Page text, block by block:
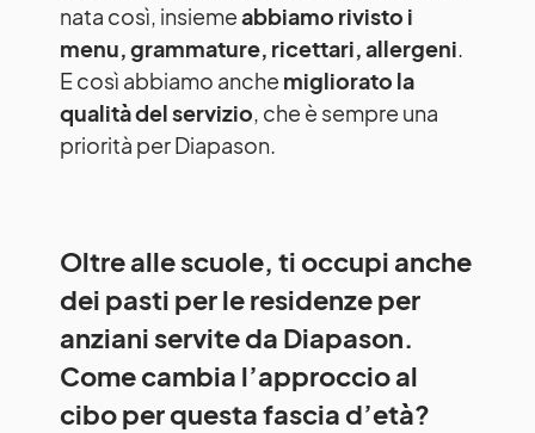
nata così, insiemeabbiamo rivisto i
menu, grammature, ricettari, allergeni.
E così abbiamo anche migliorato la
qualità del servizio, che è sempre una
priorità per Diapason.
Oltre alle scuole, ti occupi anche
dei pasti per le residenze per
anziani servite da Diapason.
Come cambia l’approccio al
cibo per questa fascia d’età?